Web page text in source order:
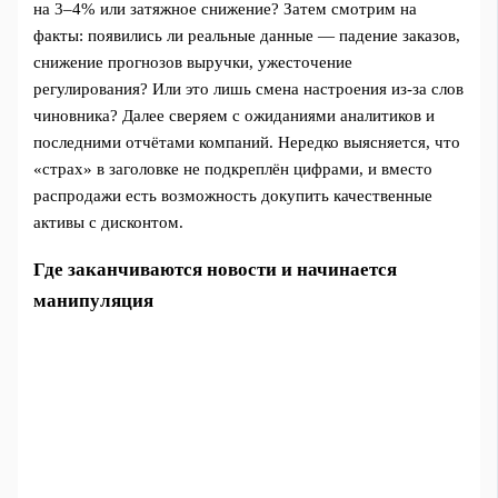
на 3–4% или затяжное снижение? Затем смотрим на
факты: появились ли реальные данные — падение заказов,
снижение прогнозов выручки, ужесточение
регулирования? Или это лишь смена настроения из-за слов
чиновника? Далее сверяем с ожиданиями аналитиков и
последними отчётами компаний. Нередко выясняется, что
«страх» в заголовке не подкреплён цифрами, и вместо
распродажи есть возможность докупить качественные
активы с дисконтом.
Где заканчиваются новости и начинается
манипуляция